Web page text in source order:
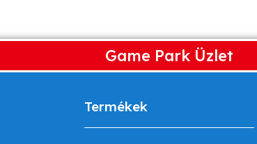
Game Park Üzlet
Termékek